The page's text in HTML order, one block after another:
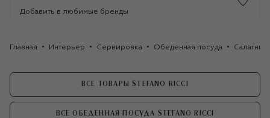
Добавить в любимые бренды
Главная Интерьер Сервировка Обеденная посуда
ВСЕ ТОВАРЫ STEFANO RICCI
ВСЕ ОБЕДЕННАЯ ПОСУДА STEFANO RICCI